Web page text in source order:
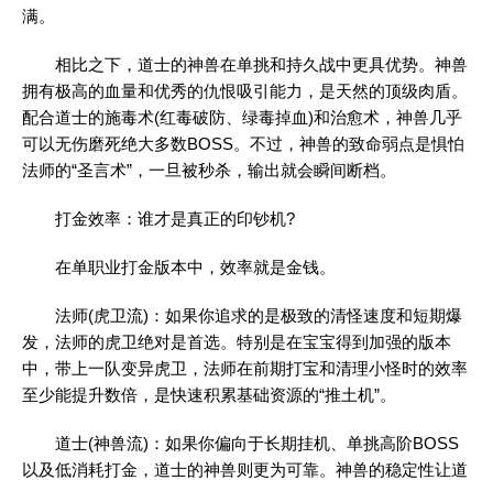
满。
相比之下，道士的神兽在单挑和持久战中更具优势。神兽
拥有极高的血量和优秀的仇恨吸引能力，是天然的顶级肉盾。
配合道士的施毒术(红毒破防、绿毒掉血)和治愈术，神兽几乎
可以无伤磨死绝大多数BOSS。不过，神兽的致命弱点是惧怕
法师的“圣言术”，一旦被秒杀，输出就会瞬间断档。
打金效率：谁才是真正的印钞机?
在单职业打金版本中，效率就是金钱。
法师(虎卫流)：如果你追求的是极致的清怪速度和短期爆
发，法师的虎卫绝对是首选。特别是在宝宝得到加强的版本
中，带上一队变异虎卫，法师在前期打宝和清理小怪时的效率
至少能提升数倍，是快速积累基础资源的“推土机”。
道士(神兽流)：如果你偏向于长期挂机、单挑高阶BOSS
以及低消耗打金，道士的神兽则更为可靠。神兽的稳定性让道